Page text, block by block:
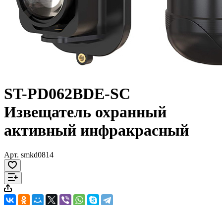
ST-PD062BDE-SC
Извещатель охранный
активный инфракрасный
Арт. smkd0814